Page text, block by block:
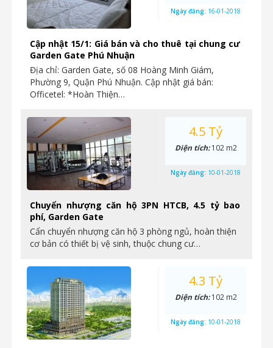
Cập nhật 15/1: Giá bán và cho thuê tại chung cư
Garden Gate Phú Nhuận
Địa chỉ: Garden Gate, số 08 Hoàng Minh Giám,
Phường 9, Quận Phú Nhuận. Cập nhật giá bán:
Officetel: *Hoàn Thiện…
Ngày đăng: 16-01-2018
Chuyển nhượng căn hộ 3PN HTCB, 4.5 tỷ bao
phí, Garden Gate
Cẩn chuyển nhượng căn hộ 3 phòng ngủ, hoàn thiện
cơ bản có thiết bị vệ sinh, thuộc chung cư…
4.5 Tỷ
Diện tích:102 m2
Ngày đăng: 10-01-2018
4.3 Tỷ
Diện tích:102 m2
Ngày đăng: 10-01-2018